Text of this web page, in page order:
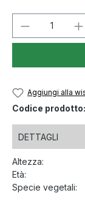
Quantità
Aggiungi alla
Codice prodotto:
DETTAGLI
Altezza:
Età:
Specie vegetali: